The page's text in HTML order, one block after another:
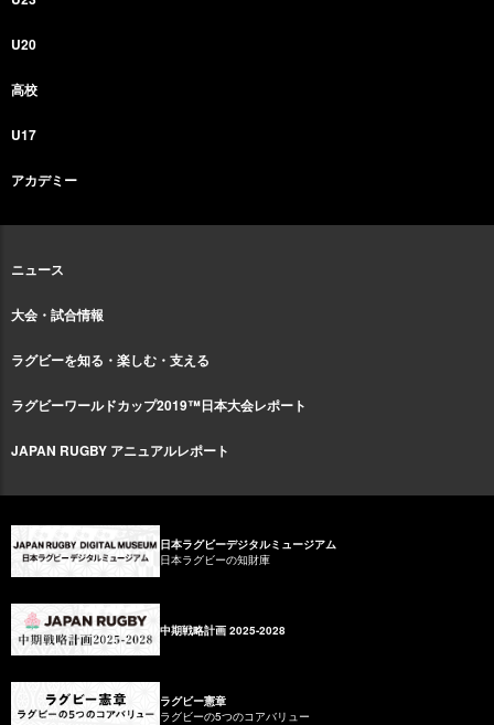
U20
高校
U17
アカデミー
ニュース
大会・試合情報
ラグビーを知る・楽しむ・支える
ラグビーワールドカップ2019™日本大会レポート
JAPAN RUGBY アニュアルレポート
日本ラグビーデジタルミュージアム
日本ラグビーの知財庫
中期戦略計画 2025-2028
ラグビー憲章
ラグビーの5つのコアバリュー